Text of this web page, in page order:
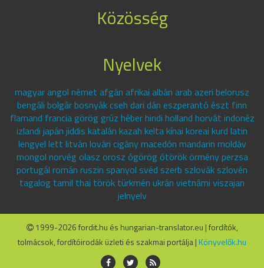
Közösség
Nyelvek
magyar angol német afgán afrikai albán arab azeri belorusz
bengáli bolgár bosnyák cseh dari dán eszperantó észt finn
flamand francia görög grúz héber hindi holland horvát indonéz
izlandi japán jiddis katalán kazah kelta kínai koreai kurd latin
lengyel lett litván lovári cigány macedón mandarin moldáv
mongol norvég olasz orosz ógörög ótörök örmény perzsa
portugál román ruszin spanyol svéd szerb szlovák szlovén
tagalog tamil thai török türkmén ukrán vietnámi viszajan
jelnyelv
1999-2026 fordit.hu és hungarian-translator.eu | fordítók,
tolmácsok, fordítóirodák üzleti és szakmai portálja | Könyvelők.hu